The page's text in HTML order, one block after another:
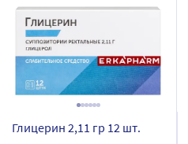
Глицерин 2,11 гр 12 шт.